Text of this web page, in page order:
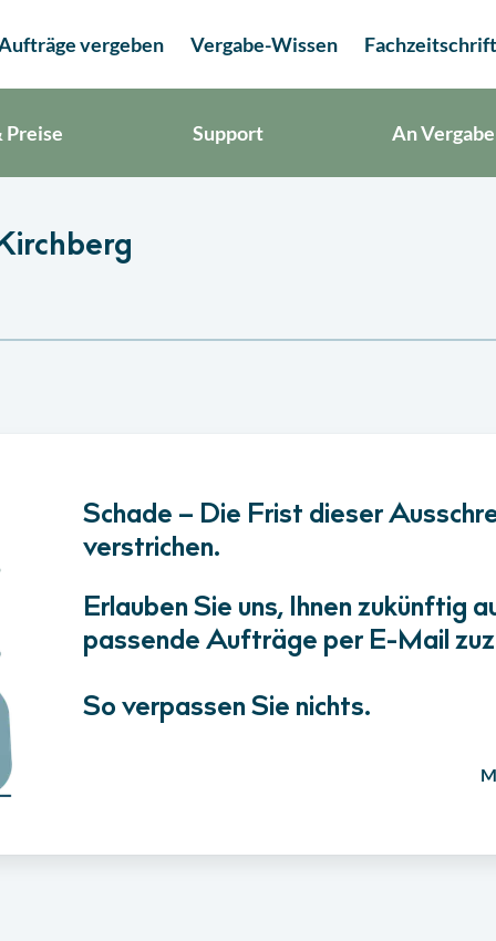
vergeben Vergabe-Wissen
Preise Support An
Schade – Die Frist dieser
verstrichen.
Erlauben Sie uns, Ihnen zukünftig
passende Aufträge per E-Mail
So verpassen Sie nichts.